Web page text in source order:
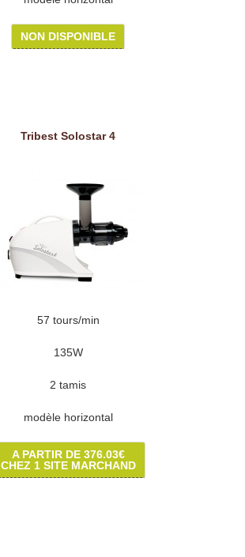
NON DISPONIBLE
Tribest Solostar 4
57 tours/min
135W
2 tamis
modèle horizontal
A PARTIR DE 376.03€
CHEZ 1 SITE MARCHAND